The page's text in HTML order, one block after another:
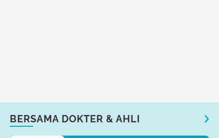
BERSAMA DOKTER & AHLI